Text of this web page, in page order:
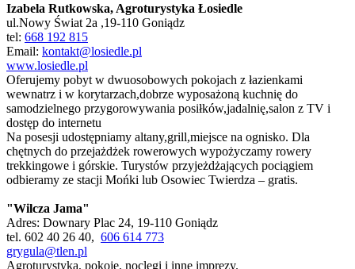
Izabela Rutkowska, Agroturystyka Łosiedle
ul.Nowy Świat 2a ,19-110 Goniądz
tel: 668 192 815
Email: kontakt@losiedle.pl
www.losiedle.pl
Oferujemy pobyt w dwuosobowych pokojach z łazienkami
wewnatrz i w korytarzach,dobrze wyposażoną kuchnię do
samodzielnego przygorowywania posiłków,jadalnię,salon z TV i
dostęp do internetu
Na posesji udostępniamy altany,grill,miejsce na ognisko. Dla
chętnych do przejażdżek rowerowych wypożyczamy rowery
trekkingowe i górskie. Turystów przyjeżdżających pociągiem
odbieramy ze stacji Mońki lub Osowiec Twierdza – gratis.
"Wilcza Jama"
Adres: Downary Plac 24, 19-110 Goniądz
tel. 602 40 26 40, 606 614 773
grygula@tlen.pl
Agroturystyka, pokoje, noclegi i inne imprezy.